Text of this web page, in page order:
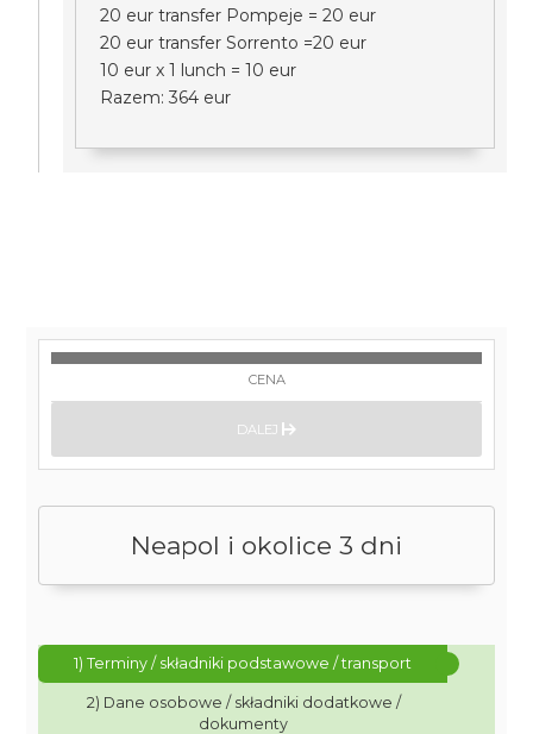
20 eur transfer Pompeje = 20 eur
20 eur transfer Sorrento =20 eur
10 eur x 1 lunch = 10 eur
Razem: 364 eur
Neapol i okolice 3 dni
1) Terminy / składniki podstawowe / transport
2) Dane osobowe / składniki dodatkowe /
dokumenty
CENA
DALEJ